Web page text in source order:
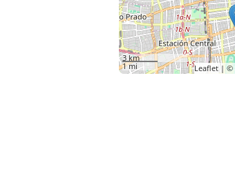
3 km
1 mi
Leaflet | ©